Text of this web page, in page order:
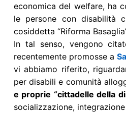
economica del welfare, ha
le persone con disabilità
cosiddetta “Riforma
In tal senso, vengono
recentemente promosse a
vi abbiamo riferito,
per disabili e comunità
e proprie “cittadelle della
socializzazione,